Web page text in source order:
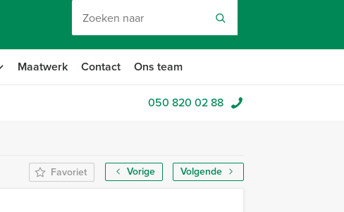
Maatwerk Contact Ons team
050 820 02 88
Vorige Volgende
Favoriet